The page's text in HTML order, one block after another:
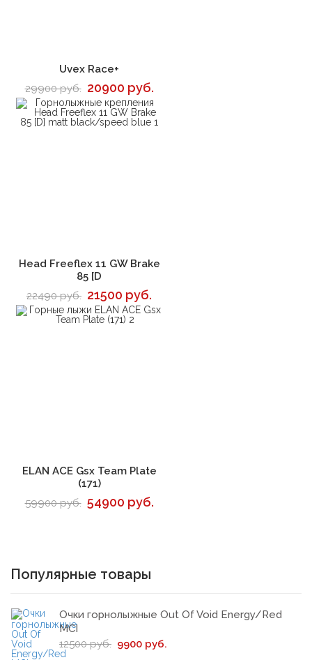
В корзину
Uvex Race+
29900 руб. 20900 руб.
В корзину
Head Freeflex 11 GW Brake
85 [D
22490 руб. 21500 руб.
В корзину
ELAN ACE Gsx Team Plate
(171)
59900 руб. 54900 руб.
Популярные товары
Очки горнолыжные Out Of Void Energy/Red
MCI
12500 руб. 9900 руб.